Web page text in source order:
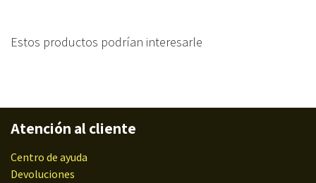
Estos productos podrían interesarle
Atención al cliente
Centro de ayuda
Devoluciones